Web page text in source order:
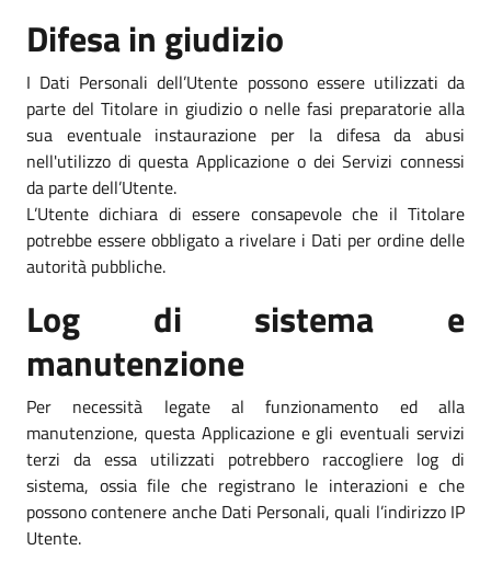
Difesa in giudizio
I Dati Personali dell’Utente possono essere utilizzati da
parte del Titolare in giudizio o nelle fasi preparatorie alla
sua eventuale instaurazione per la difesa da abusi
nell'utilizzo di questa Applicazione o dei Servizi connessi
da parte dell’Utente.
L’Utente dichiara di essere consapevole che il Titolare
potrebbe essere obbligato a rivelare i Dati per ordine delle
autorità pubbliche.
Log di sistema e
manutenzione
Per necessità legate al funzionamento ed alla
manutenzione, questa Applicazione e gli eventuali servizi
terzi da essa utilizzati potrebbero raccogliere log di
sistema, ossia file che registrano le interazioni e che
possono contenere anche Dati Personali, quali l’indirizzo IP
Utente.